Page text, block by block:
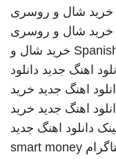
خرید شال و روسری
خرید شال و روسری
خرید شال و
اهنگ جدید دانلود
اهنگ جدید خرید
اهنگ جدید خرید
دانلود اهنگ جدید
smart money